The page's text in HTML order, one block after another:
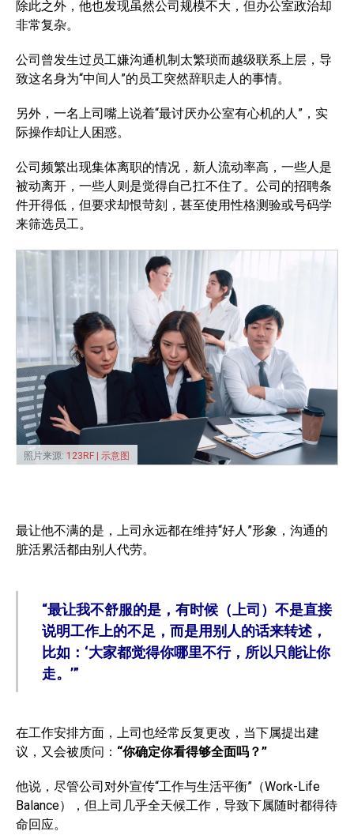
除此之外，他也发现虽然公司规模不大，但办公室政治却
非常复杂。
公司曾发生过员工嫌沟通机制太繁琐而越级联系上层，导
致这名身为“中间人”的员工突然辞职走人的事情。
另外，一名上司嘴上说着“最讨厌办公室有心机的人”，实
际操作却让人困惑。
公司频繁出现集体离职的情况，新人流动率高，一些人是
被动离开，一些人则是觉得自己扛不住了。公司的招聘条
件开得低，但要求却恨苛刻，甚至使用性格测验或号码学
来筛选员工。
照片来源: 123RF | 示意图
最让他不满的是，上司永远都在维持“好人”形象，沟通的
脏活累活都由别人代劳。
“最让我不舒服的是，有时候（上司）不是直接
说明工作上的不足，而是用别人的话来转述，
比如：‘大家都觉得你哪里不行，所以只能让你
走。’”
在工作安排方面，上司也经常反复更改，当下属提出建
议，又会被质问： “你确定你看得够全面吗？”
他说，尽管公司对外宣传“工作与生活平衡”（Work-Life
Balance），但上司几乎全天候工作，导致下属随时都得待
命回应。